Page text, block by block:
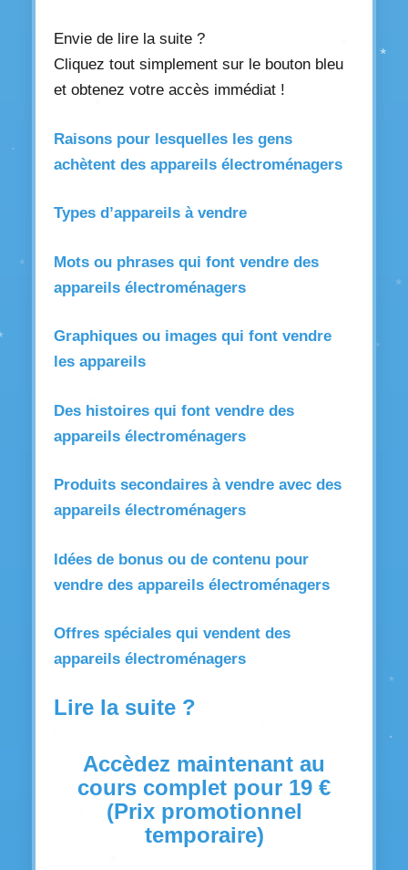
Envie de lire la suite ?
Cliquez tout simplement sur le bouton bleu
et obtenez votre accès immédiat !
Raisons pour lesquelles les gens
achètent des appareils électroménagers
Types d’appareils à vendre
Mots ou phrases qui font vendre des
appareils électroménagers
Graphiques ou images qui font vendre
les appareils
Des histoires qui font vendre des
appareils électroménagers
Produits secondaires à vendre avec des
appareils électroménagers
Idées de bonus ou de contenu pour
vendre des appareils électroménagers
Offres spéciales qui vendent des
appareils électroménagers
Lire la suite ?
Accèdez maintenant au
cours complet pour 19 €
(Prix promotionnel
temporaire)